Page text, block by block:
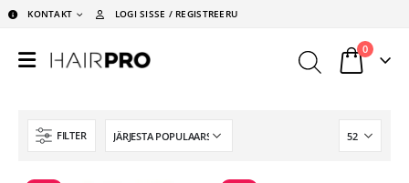
KONTAKT LOGI SISSE / REGISTREERU
0
FILTER